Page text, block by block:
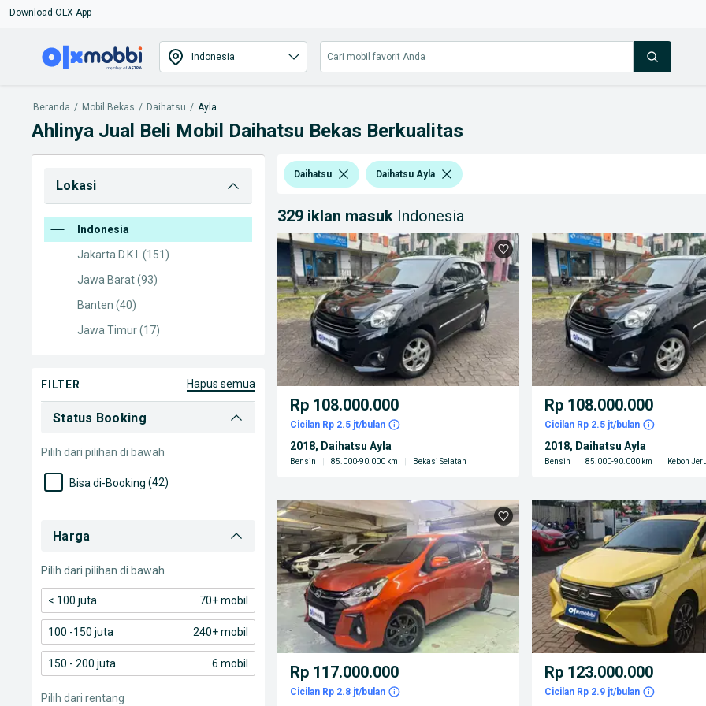
Download OLX App
Beranda / Mobil Bekas / Daihatsu / Ayla
Ahlinya Jual Beli Mobil Daihatsu Bekas Berkualitas
Lokasi
Indonesia
Jakarta D.K.I.
(151)
Jawa Barat(93)
Banten (40)
Jawa Timur(17)
Sumatra Selatan(5)
Bali(5)
Kalimantan Selatan
Yogyakarta D.I.
FILTER hapus semua
Status Booking
Pilih dari pilihan di bawah
Bisa di-Booking (42)
Harga
Pilih dari pilihan di bawah
< 100 juta 70+ mobil
100 -150 juta 240+ mobil
150 - 200 juta 6 mobil
Pilih dari rentang
Daihatsu Daihatsu Ayla
329 iklan masuk Indonesia
Rp 108.000.000
Cicilan Rp 2.5 jt/bulan
2018, Daihatsu Ayla
Bensin 85.000-90.000 km Bekasi Selatan
Rp 108.000.000
Cicilan Rp 2.5 jt/bulan
2018, Daihatsu Ayla
Bensin 85.000-90.000 km Kebon
Rp 117.000.000
Cicilan Rp 2.8 jt/bulan
Rp 123.000.000
Cicilan Rp 2.9 jt/bulan